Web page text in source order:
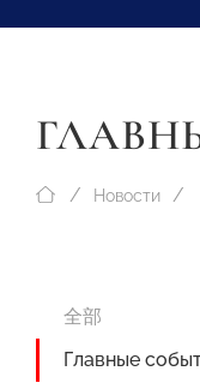
Новости
全部
Главные